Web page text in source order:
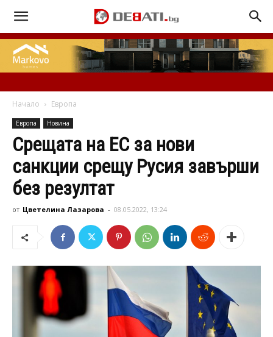
Начало Европа
Европа Новина
Срещата на ЕС за нови
санкции срещу Русия завърши
без резултат
от Цветелина Лазарова - 08.05.2022, 13:24